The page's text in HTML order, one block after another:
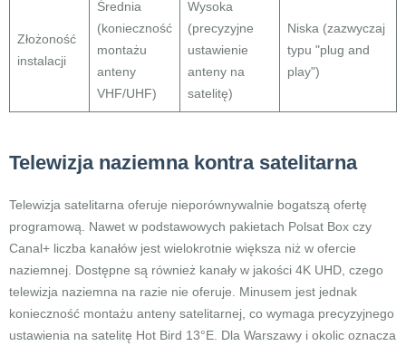
Złożoność
instalacji
Średnia
(konieczność
montażu
anteny
VHF/UHF)
Wysoka
(precyzyjne
ustawienie
anteny na
satelitę)
Niska (zazwyczaj
typu "plug and
play")
Telewizja naziemna kontra satelitarna
Telewizja satelitarna oferuje nieporównywalnie bogatszą ofertę
programową. Nawet w podstawowych pakietach Polsat Box czy
Canal+ liczba kanałów jest wielokrotnie większa niż w ofercie
naziemnej. Dostępne są również kanały w jakości 4K UHD, czego
telewizja naziemna na razie nie oferuje. Minusem jest jednak
konieczność montażu anteny satelitarnej, co wymaga precyzyjnego
ustawienia na satelitę Hot Bird 13°E. Dla Warszawy i okolic oznacza